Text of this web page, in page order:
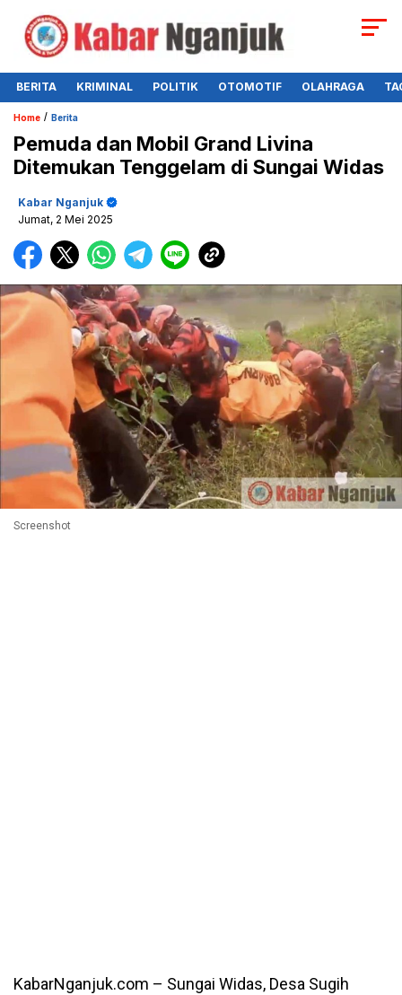
BERITA KRIMINAL POLITIK OTOMOTIF OLAHRAGA
Home / Berita
Pemuda dan Mobil Grand Livina
Ditemukan Tenggelam di Sungai Widas
Kabar Nganjuk
Jumat, 2 Mei 2025
Screenshot
KabarNganjuk.com – Sungai Widas, Desa Sugih